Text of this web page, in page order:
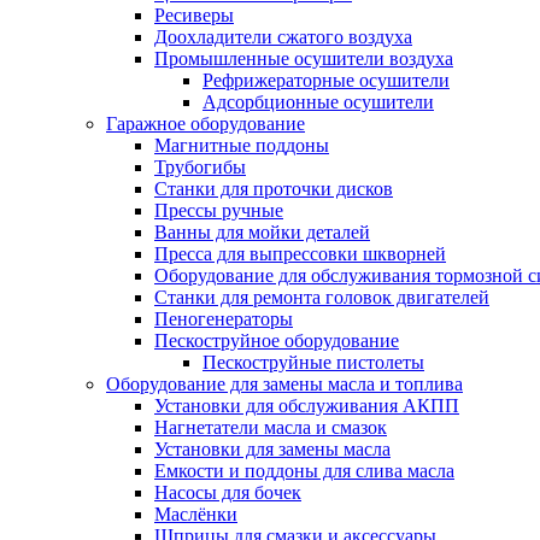
Ресиверы
Доохладители сжатого воздуха
Промышленные осушители воздуха
Рефрижераторные осушители
Адсорбционные осушители
Гаражное оборудование
Магнитные поддоны
Трубогибы
Станки для проточки дисков
Прессы ручные
Ванны для мойки деталей
Пресса для выпрессовки шкворней
Оборудование для обслуживания тормозной
Станки для ремонта головок двигателей
Пеногенераторы
Пескоструйное оборудование
Пескоструйные пистолеты
Оборудование для замены масла и топлива
Установки для обслуживания АКПП
Нагнетатели масла и смазок
Установки для замены масла
Емкости и поддоны для слива масла
Насосы для бочек
Маслёнки
Шприцы для смазки и аксессуары